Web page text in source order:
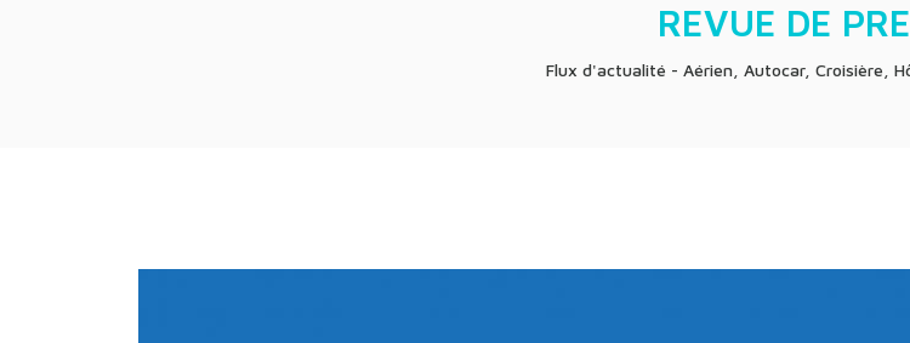
REVUE DE
Flux d'actualité - Aérien, Autocar, Croisière,